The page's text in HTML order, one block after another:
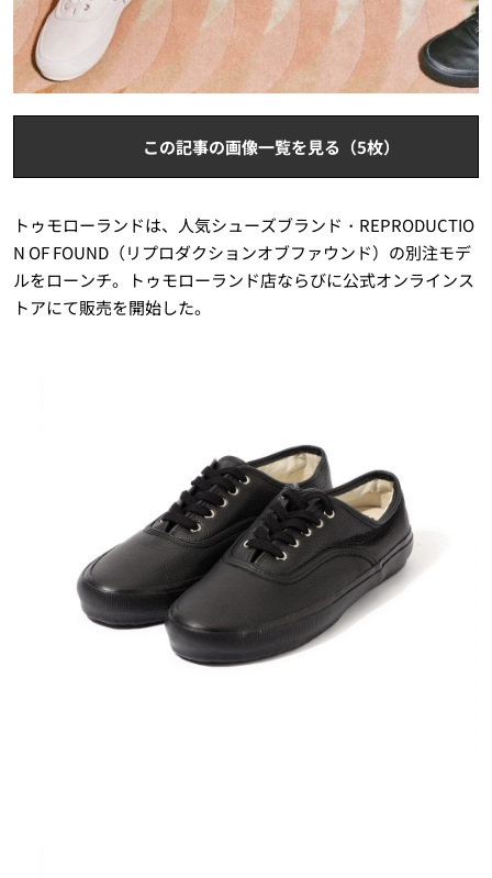
この記事の画像一覧を見る（5枚）
トゥモローランドは、人気シューズブランド・REPRODUCTIO
N OF FOUND（リプロダクションオブファウンド）の別注モデ
ルをローンチ。トゥモローランド店ならびに公式オンラインス
トアにて販売を開始した。